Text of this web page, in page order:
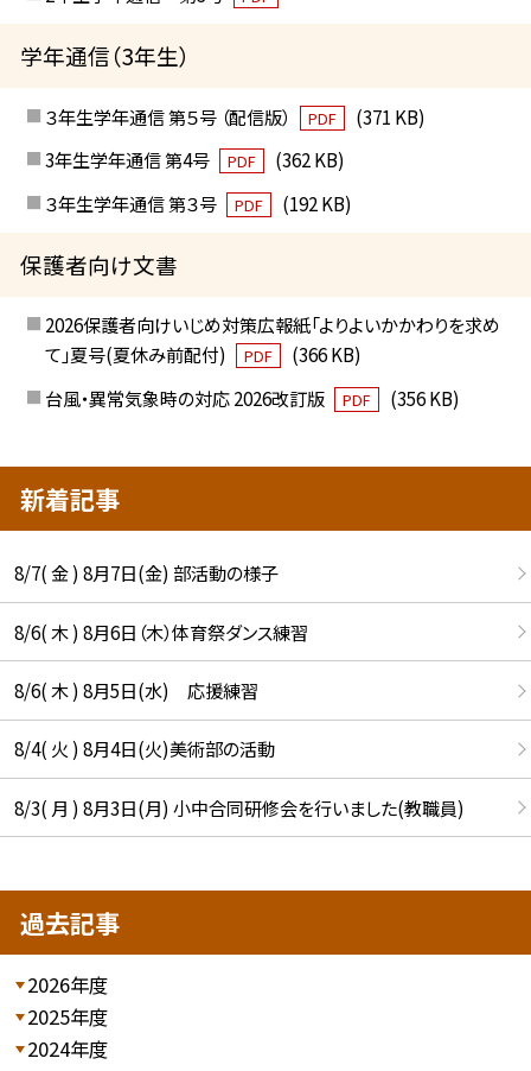
学年通信（3年生）
３年生学年通信 第５号 （配信版） PDF
(371 KB)
3年生学年通信 第4号
PDF
(362 KB)
３年生学年通信 第３号
PDF (192 KB)
保護者向け文書
2026保護者向けいじめ対策広報紙「よりよいかかわりを求め
て」夏号(夏休み前配付)
PDF
(366 KB)
台風・異常気象時の対応 2026改訂版
PDF (356 KB)
新着記事
8/7( 金 ) 8月7日(金) 部活動の様子
8/6( 木 ) 8月6日（木）体育祭ダンス練習
8/6( 木 ) 8月5日(水) 応援練習
8/4( 火 ) 8月4日(火)美術部の活動
8/3( 月 ) 8月3日(月) 小中合同研修会を行いました(教職員)
過去記事
2026年度
2025年度
2024年度